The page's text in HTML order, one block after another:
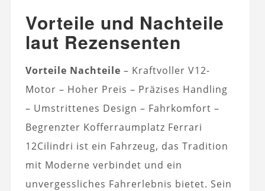
Vorteile und Nachteile
laut Rezensenten
Vorteile Nachteile – Kraftvoller V12-
Motor – Hoher Preis – Präzises Handling
– Umstrittenes Design – Fahrkomfort –
Begrenzter Kofferraumplatz Ferrari
12Cilindri ist ein Fahrzeug, das Tradition
mit Moderne verbindet und ein
unvergessliches Fahrerlebnis bietet. Sein